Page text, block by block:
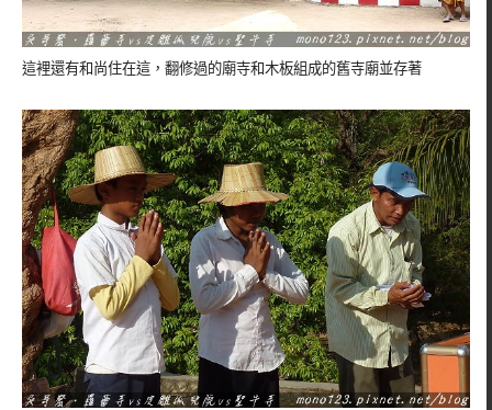
這裡還有和尚住在這，翻修過的廟寺和木板組成的舊寺廟並存著